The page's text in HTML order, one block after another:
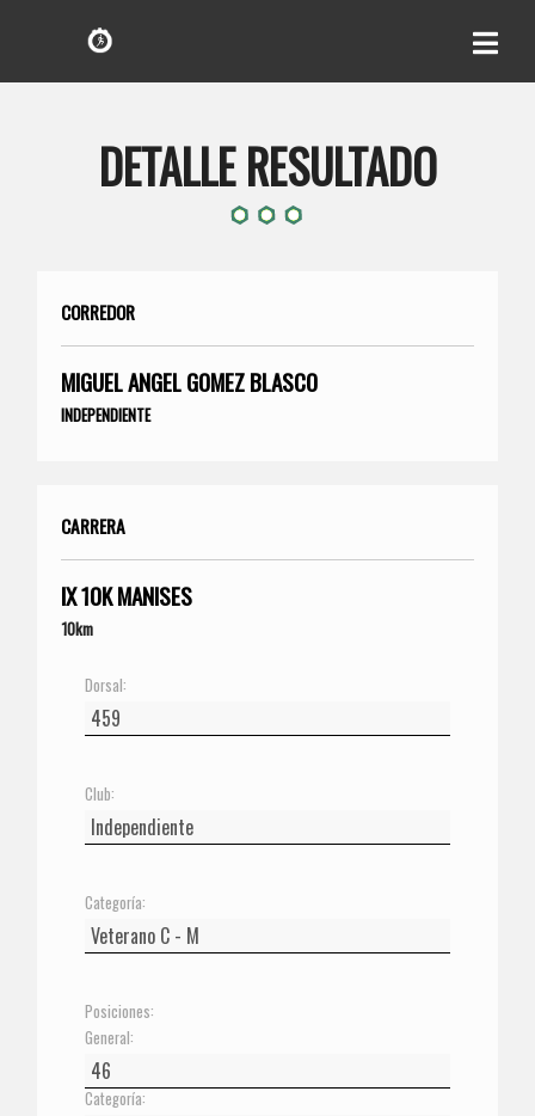
DETALLE RESULTADO
CORREDOR
MIGUEL ANGEL GOMEZ BLASCO
INDEPENDIENTE
CARRERA
IX 10K MANISES
10km
Dorsal:
Club:
Categoría:
Posiciones:
General:
Categoría: